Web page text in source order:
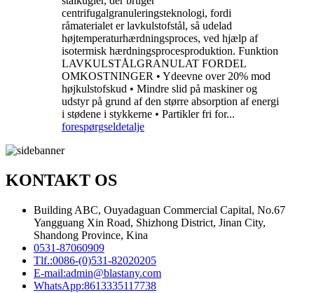
centrifugalgranuleringsteknologi, fordi
råmaterialet er lavkulstofstål, så udelad
højtemperaturhærdningsproces, ved hjælp af
isotermisk hærdningsprocesproduktion. Funktion
LAVKULSTÅLGRANULAT FORDEL
OMKOSTNINGER • Ydeevne over 20% mod
højkulstofskud • Mindre slid på maskiner og
udstyr på grund af den større absorption af energi
i stødene i stykkerne • Partikler fri for...
forespørgseldetalje
KONTAKT OS
Building ABC, Ouyadaguan Commercial Capital, No.67
Yangguang Xin Road, Shizhong District, Jinan City,
Shandong Province, Kina
0531-87060909
Tlf.:0086-(0)531-82020205
E-mail:admin@blastany.com
WhatsApp:8613335117738